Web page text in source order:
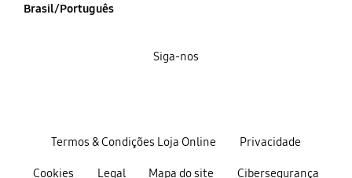
Brasil/Português
Termos & Condições Loja Online Privacidade
Cookies Legal Mapa do site Cibersegurança
Siga-nos